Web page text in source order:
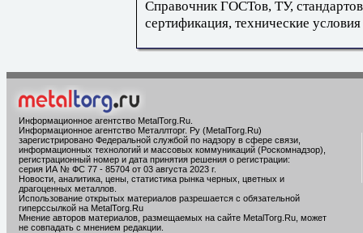
Справочник ГОСТов, ТУ,
сертификация, технические условия
Информационное агентство MetalTorg.Ru
Информационное агентство Металлторг. Ру (MetalTorg.Ru)
зарегистрировано Федеральной службой по надзору в сфере связи,
информационных технологий и массовых коммуникаций (Роскомнадзор),
регистрационный номер и дата принятия решения о регистрации:
серия ИА № ФС 77 - 85704 от 03 августа 2023 г.
Новости, аналитика, цены, статистика рынка черных, цветных и
драгоценных металлов.
Использование открытых материалов разрешается с обязательной
гиперссылкой на MetalTorg.Ru
Мнение авторов материалов, размещаемых на сайте MetalTorg.Ru, может
не совпадать с мнением редакции.